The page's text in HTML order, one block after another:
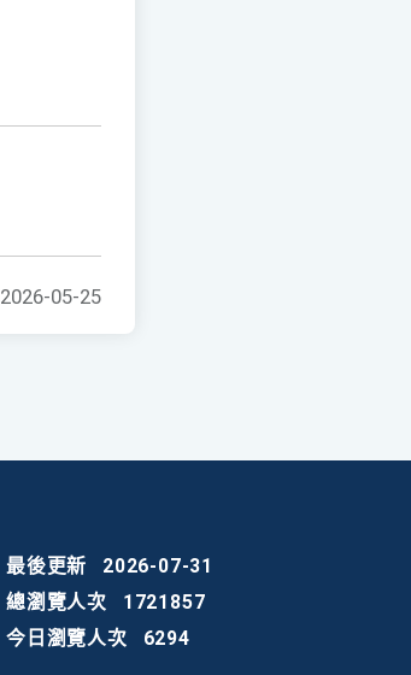
2026-05-25
最後更新
2026-07-31
總瀏覽人次
1721857
今日瀏覽人次
6294